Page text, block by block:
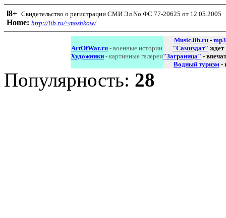
l8+ Свидетельство о регистрации СМИ Эл No ФС 77-20625 от 12.05.2005
Home: http://lib.ru/~moshkow/
ArtOfWar.ru - военные истории
Художники - картинные галереи
Music.lib.ru - mp3
"Самиздат" ждет
"Заграница" -
Водный туризм -
Популярность: 28